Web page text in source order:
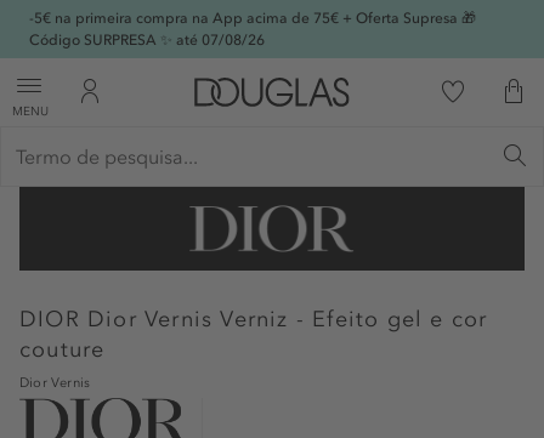
-5€ na primeira compra na App acima de 75€ + Oferta Supresa 🎁
Código SURPRESA ✨ até 07/08/26
MENU
DIOR Dior Vernis Verniz - Efeito gel e cor
couture
Dior Vernis